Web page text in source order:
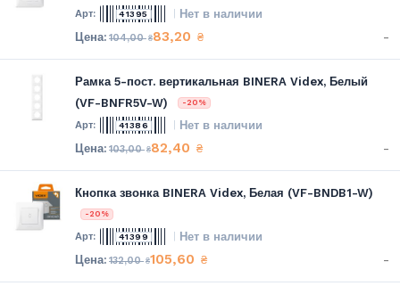
41395 Нет в наличии
104,00₴83,20 ₴ -
Рамка 5-пост. вертикальная BINERA Videx, Белый
(VF-BNFR5V-W)
-20%
41386 Нет в наличии
103,00₴82,40 ₴ -
Кнопка звонка BINERA Videx, Белая (VF-BNDB1-W)
-20%
41399 Нет в наличии
132,00₴105,60 ₴ -